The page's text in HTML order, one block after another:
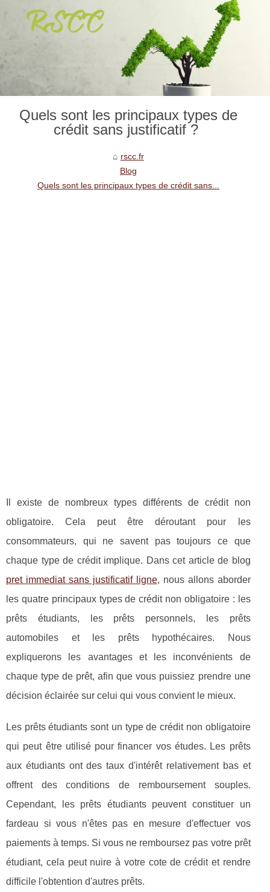
Quels sont les principaux types de
crédit sans justificatif ?
rscc.fr
Blog
Quels sont les principaux types de crédit sans...
Il existe de nombreux types différents de crédit non
obligatoire. Cela peut être déroutant pour les
consommateurs, qui ne savent pas toujours ce que
chaque type de crédit implique. Dans cet article de blog
pret immediat sans justificatif ligne, nous allons aborder
les quatre principaux types de crédit non obligatoire : les
prêts étudiants, les prêts personnels, les prêts
automobiles et les prêts hypothécaires. Nous
expliquerons les avantages et les inconvénients de
chaque type de prêt, afin que vous puissiez prendre une
décision éclairée sur celui qui vous convient le mieux.
Les prêts étudiants sont un type de crédit non obligatoire
qui peut être utilisé pour financer vos études. Les prêts
aux étudiants ont des taux d'intérêt relativement bas et
offrent des conditions de remboursement souples.
Cependant, les prêts étudiants peuvent constituer un
fardeau si vous n'êtes pas en mesure d'effectuer vos
paiements à temps. Si vous ne remboursez pas votre prêt
étudiant, cela peut nuire à votre cote de crédit et rendre
difficile l'obtention d'autres prêts.